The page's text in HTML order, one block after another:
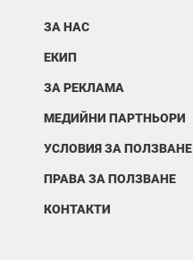
ЗА НАС
ЕКИП
ЗА РЕКЛАМА
МЕДИЙНИ ПАРТНЬОРИ
УСЛОВИЯ ЗА ПОЛЗВАНЕ
ПРАВА ЗА ПОЛЗВАНЕ
КОНТАКТИ